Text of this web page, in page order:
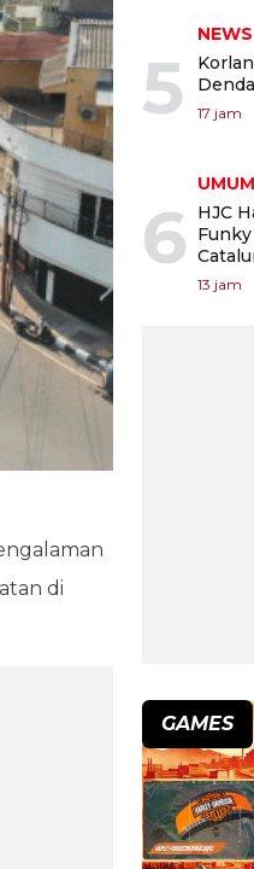
di
5
NEWS
17 jam
6
UMUM
HJC
13 jam
GAMES